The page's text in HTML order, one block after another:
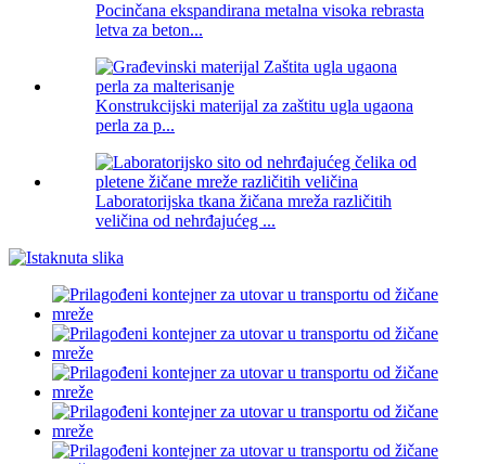
Pocinčana ekspandirana metalna visoka rebrasta
letva za beton...
Konstrukcijski materijal za zaštitu ugla ugaona
perla za p...
Laboratorijska tkana žičana mreža različitih
veličina od nehrđajućeg ...